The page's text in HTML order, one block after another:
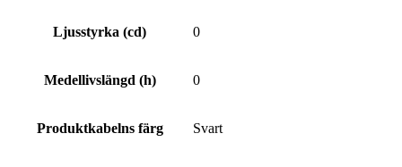
Ljusstyrka (cd) 0
Medellivslängd (h) 0
Produktkabelns färg Svart